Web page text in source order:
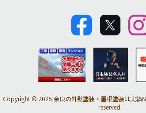
Copyright © 2025 奈良の外壁塗装・屋根塗装は実績
reserved.